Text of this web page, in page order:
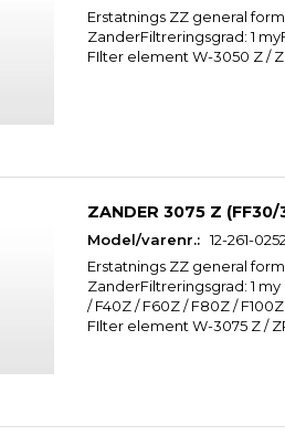
ZANDER 3075 Z (FF30/3)
2.025,50u/Moms
Erstatnings ZZ general
ZanderFiltreringsgrad: 1
FIlter element W-3050 Z /
ZANDER 3075 Z (FF30/
Model/varenr.: 12-261-
Erstatnings ZZ general
ZanderFiltreringsgrad: 1 my
/ F40Z / F60Z / F80Z /
FIlter element W-3075 Z /